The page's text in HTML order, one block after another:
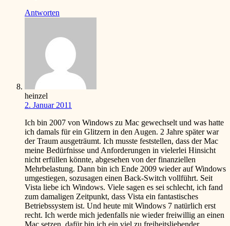
Antworten
heinzel
2. Januar 2011
Ich bin 2007 von Windows zu Mac gewechselt und was hatte
ich damals für ein Glitzern in den Augen. 2 Jahre später war
der Traum ausgeträumt. Ich musste feststellen, dass der Mac
meine Bedürfnisse und Anforderungen in vielerlei Hinsicht
nicht erfüllen könnte, abgesehen von der finanziellen
Mehrbelastung. Dann bin ich Ende 2009 wieder auf Windows
umgestiegen, sozusagen einen Back-Switch vollführt. Seit
Vista liebe ich Windows. Viele sagen es sei schlecht, ich fand
zum damaligen Zeitpunkt, dass Vista ein fantastisches
Betriebssystem ist. Und heute mit Windows 7 natürlich erst
recht. Ich werde mich jedenfalls nie wieder freiwillig an einen
Mac setzen, dafür bin ich ein viel zu freiheitsliebender